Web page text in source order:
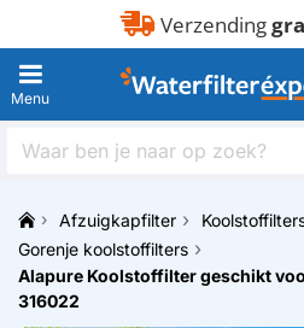
Verzending
Waar
naar
op
zoek?
h
o
m
e
Afzuigkapfilter
Gorenje koolstoffilters
Alapure Koolstoffilter geschikt
316022